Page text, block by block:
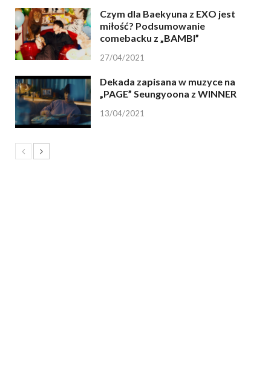
Czym dla Baekyuna z EXO jest
miłość? Podsumowanie
comebacku z „BAMBI”
27/04/2021
Dekada zapisana w muzyce na
„PAGE” Seungyoona z WINNER
13/04/2021